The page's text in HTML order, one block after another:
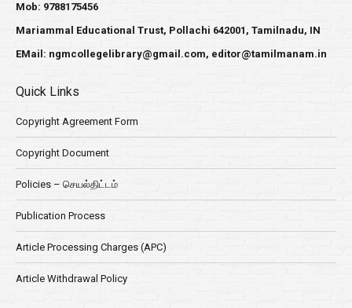
Mob: 9788175456
Mariammal Educational Trust, Pollachi 642001, Tamilnadu, IN
EMail: ngmcollegelibrary@gmail.com, editor@tamilmanam.in
Quick Links
Copyright Agreement Form
Copyright Document
Policies – செயல்திட்டம்
Publication Process
Article Processing Charges (APC)
Article Withdrawal Policy